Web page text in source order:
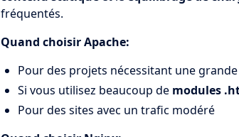
fréquentés.
Quand choisir Apache:
Pour des projets nécessitant une grande
Si vous utilisez beaucoup de modules
Pour des sites avec un trafic modéré